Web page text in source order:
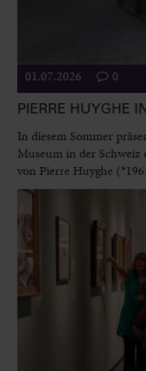
01.07.2026 0
PIERRE HUYGHE
In diesem Sommer
Museum in der Schweiz
von Pierre Huyghe